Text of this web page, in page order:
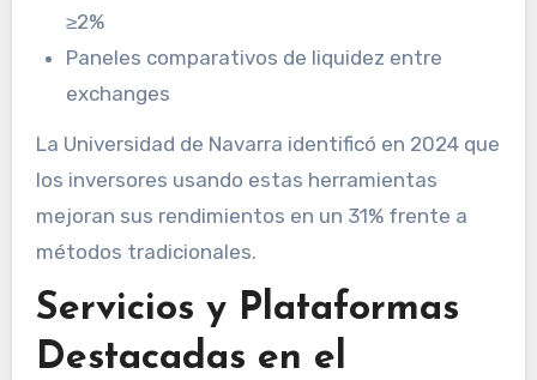
≥2%
Paneles comparativos de liquidez entre
exchanges
La Universidad de Navarra identificó en 2024 que
los inversores usando estas herramientas
mejoran sus rendimientos en un 31% frente a
métodos tradicionales.
Servicios y Plataformas
Destacadas en el